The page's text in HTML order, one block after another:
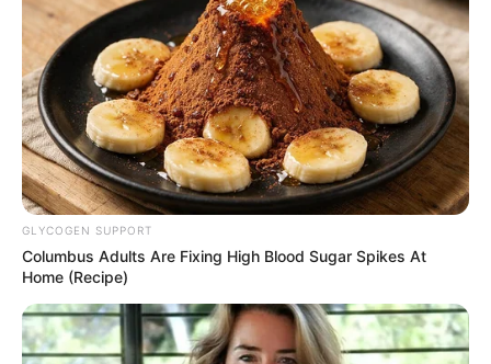
Concurso do Governo de SP para
contratar 15 mil professores
acontece neste domingo (6)
GLYCOGEN SUPPORT
Columbus Adults Are Fixing High Blood Sugar Spikes At
Home (Recipe)